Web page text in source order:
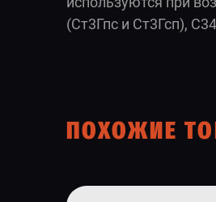
(Ст3Гпс и Ст3Гсп),
ПОХОЖИЕ